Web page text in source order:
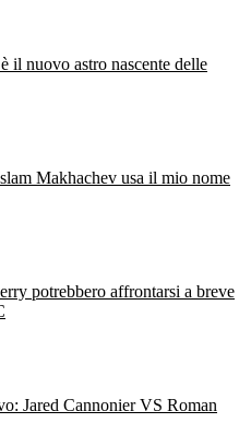
il nuovo astro nascente delle
Makhachev usa il mio nome
potrebbero affrontarsi a breve
Jared Cannonier VS Roman